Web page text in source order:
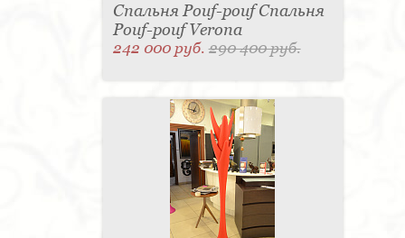
Спальня Pouf-pouf Спальня
Pouf-pouf Verona
242 000 руб.290 400 руб.